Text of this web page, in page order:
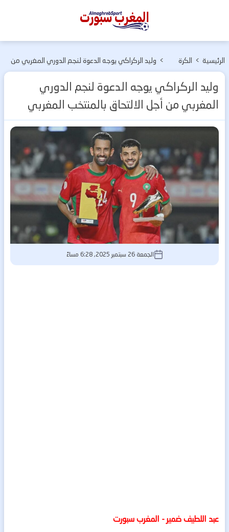
المغرب
الرئيسية > الكرة
> وليد الركراكي يوجه الدعوة لنجم الدوري المغربي من
وليد الركراكي يوجه الدعوة لنجم الدوري
المغربي من أجل الالتحاق بالمنتخب المغربي
الجمعة 26 سبتمبر 2025, 6:28 مساءً
عبد اللطيف ضمير - المغرب سبورت